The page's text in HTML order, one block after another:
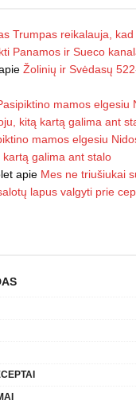
Trumpas reikalauja,
Panamos ir Sueco
Žolinių ir Svėdasų
mamos elgesiu
kitą kartą galima ant
mamos elgesiu
galima ant stalo
apie Mes ne triušiukai
lapus valgyti prie